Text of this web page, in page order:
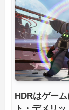
HDRはゲー